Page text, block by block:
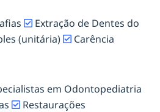
Extração de Dentes do
(unitária)
Carência
em Odontopediatria
Restaurações